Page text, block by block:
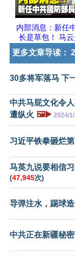
内部消息：新任
长是草包！ 马云
更多文章导读：
30多将军落马 下
中共马屁文化令
遭纵火 🖼️▶️ 2024/
习近平铁拳砸烂
马英九说要相信
(47,945次)
导弹注水，踢球
中共正在新疆秘